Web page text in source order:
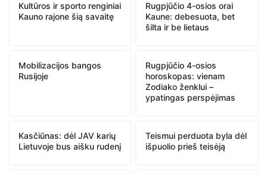
Kultūros ir sporto renginiai
Kauno rajone šią savaitę
Rugpjūčio 4-osios orai
Kaune: debesuota, bet
šilta ir be lietaus
Mobilizacijos bangos
Rusijoje
Rugpjūčio 4-osios
horoskopas: vienam
Zodiako ženklui –
ypatingas perspėjimas
Kasčiūnas: dėl JAV karių
Lietuvoje bus aišku rudenį
Teismui perduota byla dėl
išpuolio prieš teisėją